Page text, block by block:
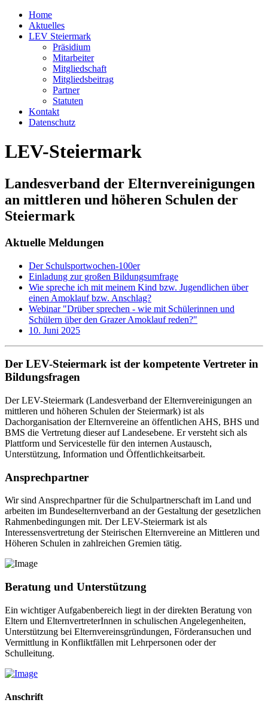
Home
Aktuelles
LEV Steiermark
Präsidium
Mitarbeiter
Mitgliedschaft
Mitgliedsbeitrag
Partner
Statuten
Kontakt
Datenschutz
LEV-Steiermark
Landesverband der Elternvereinigungen
an mittleren und höheren Schulen der
Steiermark
Aktuelle Meldungen
Der Schulsportwochen-100er
Einladung zur großen Bildungsumfrage
Wie spreche ich mit meinem Kind bzw. Jugendlichen über
einen Amoklauf bzw. Anschlag?
Webinar "Drüber sprechen - wie mit Schülerinnen und
Schülern über den Grazer Amoklauf reden?"
10. Juni 2025
Der LEV-Steiermark ist der kompetente Vertreter in
Bildungsfragen
Der LEV-Steiermark (Landesverband der Elternvereinigungen an
mittleren und höheren Schulen der Steiermark) ist als
Dachorganisation der Elternvereine an öffentlichen AHS, BHS und
BMS die Vertretung dieser auf Landesebene. Er versteht sich als
Plattform und Servicestelle für den internen Austausch,
Unterstützung, Information und Öffentlichkeitsarbeit.
Ansprechpartner
Wir sind Ansprechpartner für die Schulpartnerschaft im Land und
arbeiten im Bundeselternverband an der Gestaltung der gesetzlichen
Rahmenbedingungen mit. Der LEV-Steiermark ist als
Interessensvertretung der Steirischen Elternvereine an Mittleren und
Höheren Schulen in zahlreichen Gremien tätig.
Beratung und Unterstützung
Ein wichtiger Aufgabenbereich liegt in der direkten Beratung von
Eltern und ElternvertreterInnen in schulischen Angelegenheiten,
Unterstützung bei Elternvereinsgründungen, Förderansuchen und
Vermittlung in Konfliktfällen mit Lehrpersonen oder der
Schulleitung.
Anschrift